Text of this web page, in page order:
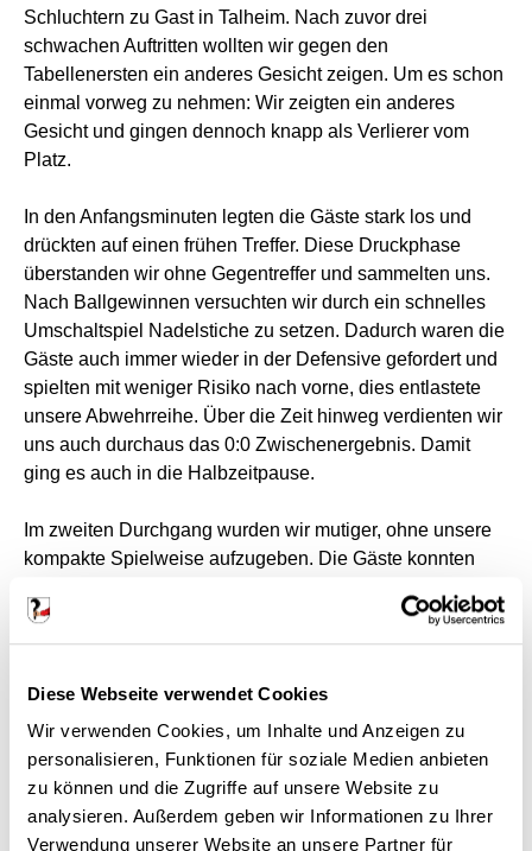
Diese Webseite verwendet Cookies
Wir verwenden Cookies, um Inhalte und Anzeigen zu
personalisieren, Funktionen für soziale Medien anbieten
zu können und die Zugriffe auf unsere Website zu
analysieren. Außerdem geben wir Informationen zu Ihrer
Verwendung unserer Website an unsere Partner für
Schluchtern zu Gast in Talheim. Nach zuvor drei
schwachen Auftritten wollten wir gegen den
Tabellenersten ein anderes Gesicht zeigen. Um es schon
einmal vorweg zu nehmen: Wir zeigten ein anderes
Gesicht und gingen dennoch knapp als Verlierer vom
Platz.
In den Anfangsminuten legten die Gäste stark los und
drückten auf einen frühen Treffer. Diese Druckphase
überstanden wir ohne Gegentreffer und sammelten uns.
Nach Ballgewinnen versuchten wir durch ein schnelles
Umschaltspiel Nadelstiche zu setzen. Dadurch waren die
Gäste auch immer wieder in der Defensive gefordert und
spielten mit weniger Risiko nach vorne, dies entlastete
unsere Abwehrreihe. Über die Zeit hinweg verdienten wir
uns auch durchaus das 0:0 Zwischenergebnis. Damit
ging es auch in die Halbzeitpause.
Im zweiten Durchgang wurden wir mutiger, ohne unsere
kompakte Spielweise aufzugeben. Die Gäste konnten
erarbeiten. Unsere Nadelstiche vor allem über unsere
Außenpositionen waren brandgefährlich. Wir hatten
Abschlüssen waren wir zu ungenau. Dann der
Knackpunkt der Partie. Bei einer scharfen Hereingabe
der Gäste kämpften der gegnerische Stürmer und unser
Innenverteidiger robust um den Ball. Eigentlich ein
handelsüblicher Zweikampf, allerdings entschied der
Unparteiische auf Foulspiel von uns und Elfmeter für die